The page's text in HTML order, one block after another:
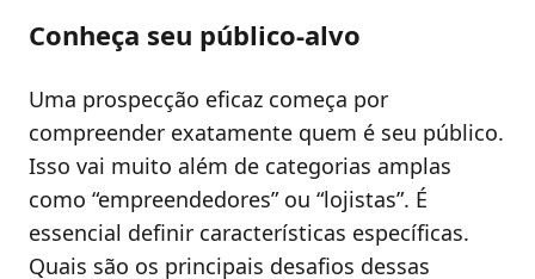
Conheça seu público-alvo
Uma prospecção eficaz começa por
compreender exatamente quem é seu público.
Isso vai muito além de categorias amplas
como “empreendedores” ou “lojistas”. É
essencial definir características específicas.
Quais são os principais desafios dessas